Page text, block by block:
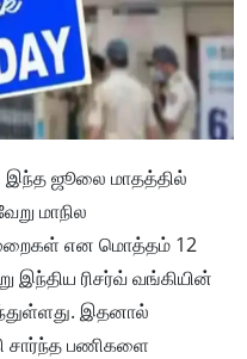
இந்த ஜூலை மாதத்தில்
மாநில
என மொத்தம் 12
இந்திய ரிசர்வ் வங்கியின்
இதனால்
சார்ந்த பணிகளை